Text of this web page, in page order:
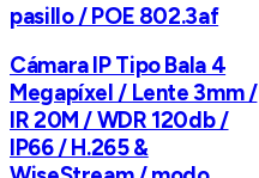
pasillo / POE 802.3af
Cámara IP Tipo Bala 4
Megapíxel / Lente 3mm /
IR 20M / WDR 120db /
IP66 / H.265 &